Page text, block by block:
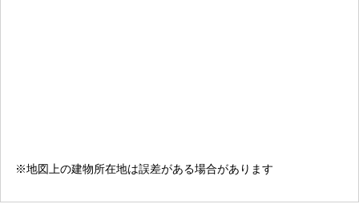
※地図上の建物所在地は誤差がある場合があります